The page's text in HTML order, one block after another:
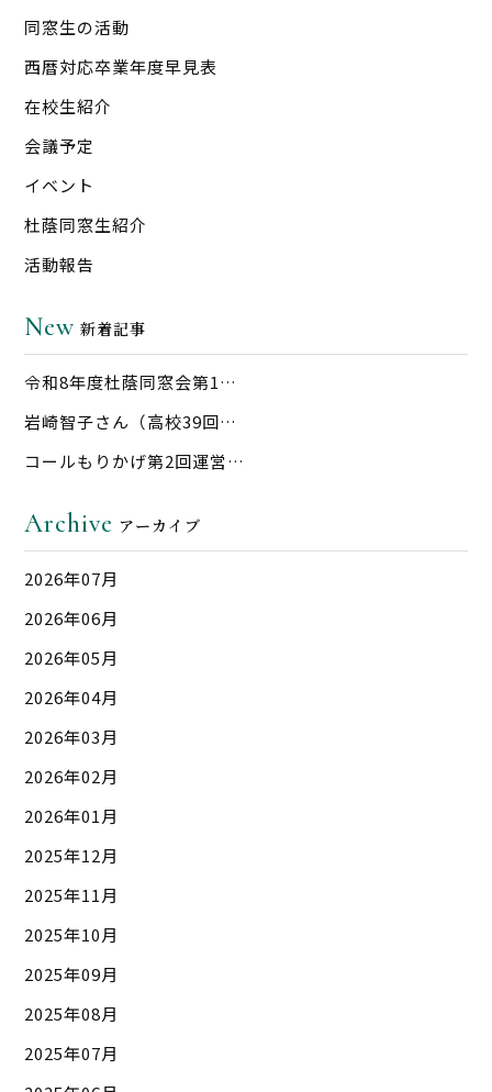
同窓生の活動
西暦対応卒業年度早見表
在校生紹介
会議予定
イベント
杜蔭同窓生紹介
活動報告
New 新着記事
令和8年度杜蔭同窓会第1…
岩崎智子さん（高校39回…
コールもりかげ第2回運営…
Archive アーカイブ
2026年07月
2026年06月
2026年05月
2026年04月
2026年03月
2026年02月
2026年01月
2025年12月
2025年11月
2025年10月
2025年09月
2025年08月
2025年07月